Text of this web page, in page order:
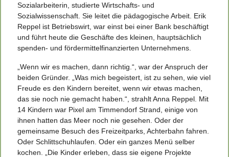
Sozialarbeiterin, studierte Wirtschafts- und
Sozialwissenschaft. Sie leitet die pädagogische Arbeit. Erik
Reppel ist Betriebswirt, war einst bei einer Bank beschäftigt
und führt heute die Geschäfte des kleinen, hauptsächlich
spenden- und fördermittelfinanzierten Unternehmens.
„Wenn wir es machen, dann richtig.“, war der Anspruch der
beiden Gründer. „Was mich begeistert, ist zu sehen, wie viel
Freude es den Kindern bereitet, wenn wir etwas machen,
das sie noch nie gemacht haben.“, strahlt Anna Reppel. Mit
14 Kindern war Pixel am Timmendorf Strand, einige von
ihnen hatten das Meer noch nie gesehen. Oder der
gemeinsame Besuch des Freizeitparks, Achterbahn fahren.
Oder Schlittschuhlaufen. Oder ein ganzes Menü selber
kochen. „Die Kinder erleben, dass sie eigene Projekte